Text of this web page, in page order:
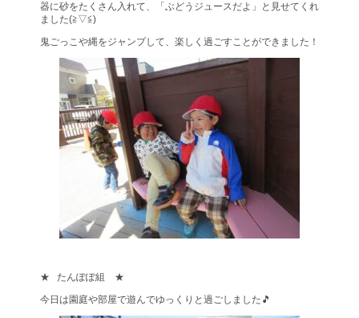
器に砂をたくさん入れて、「ぶどうジュースだよ」と見せてくれ
ました(≧▽≦)
鬼ごっこや縄をジャンプして、楽しく過ごすことができました！
★ たんぽぽ組 ★
今日は園庭や部屋で遊んでゆっくりと過ごしました🎵